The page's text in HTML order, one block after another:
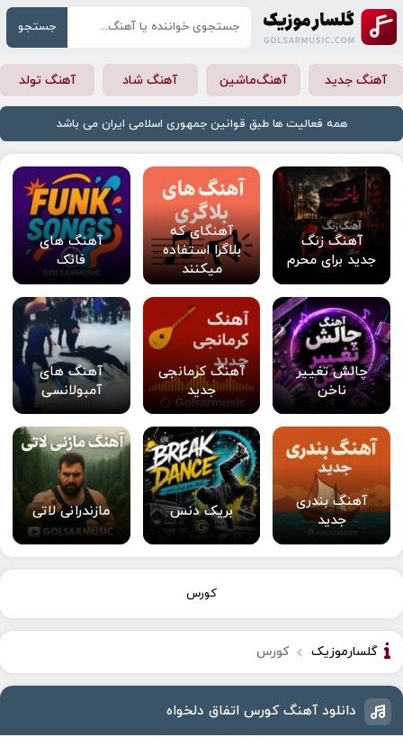
جستجو
آهنگ جدید آهنگ‌ماشین آهنگ شاد آهنگ تولد
همه فعالیت ها طبق قوانین جمهوری اسلامی ایران می باشد
آهنگ زنگ
جدید برای محرم
آهنگای که
بلاگرا استفاده
میکنند
آهنگ های
فانک
چالش تغییر
ناخن
آهنگ کرمانجی
جدید
آهنگ های
آمبولانسی
آهنگ بندری
جدید
بریک دنس مازندرانی لاتی
کورس
گلسارموزیک کورس
دانلود آهنگ کورس اتفاق دلخواه